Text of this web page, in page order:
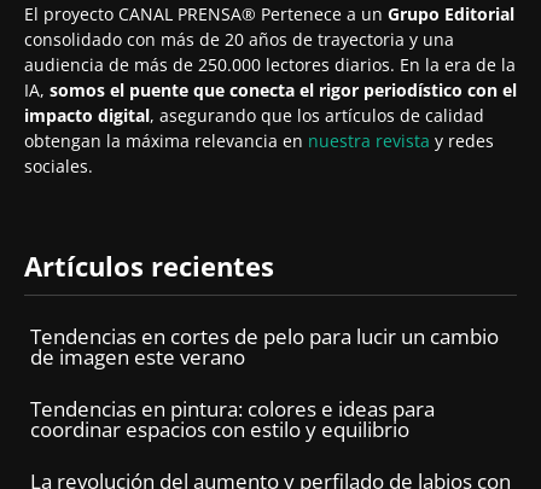
El proyecto CANAL PRENSA® Pertenece a un Grupo Editorial
consolidado con más de 20 años de trayectoria y una
audiencia de más de 250.000 lectores diarios. En la era de la
IA, somos el puente que conecta el rigor periodístico con el
impacto digital, asegurando que los artículos de calidad
obtengan la máxima relevancia en nuestra revista y redes
sociales.
Artículos recientes
Tendencias en cortes de pelo para lucir un cambio
de imagen este verano
Tendencias en pintura: colores e ideas para
coordinar espacios con estilo y equilibrio
La revolución del aumento y perfilado de labios con